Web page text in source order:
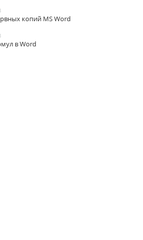
копий MS Word
в Word